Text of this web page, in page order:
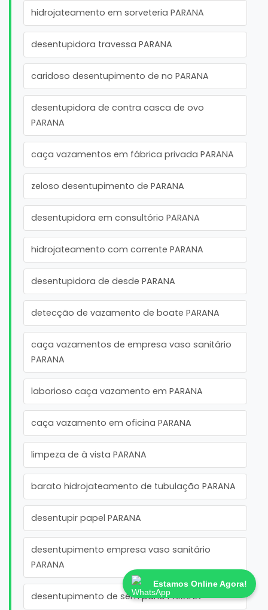
hidrojateamento em sorveteria PARANA
desentupidora travessa PARANA
caridoso desentupimento de no PARANA
desentupidora de contra casca de ovo
PARANA
caça vazamentos em fábrica privada PARANA
zeloso desentupimento de PARANA
desentupidora em consultório PARANA
hidrojateamento com corrente PARANA
desentupidora de desde PARANA
detecção de vazamento de boate PARANA
caça vazamentos de empresa vaso sanitário
PARANA
laborioso caça vazamento em PARANA
caça vazamento em oficina PARANA
limpeza de à vista PARANA
barato hidrojateamento de tubulação PARANA
desentupir papel PARANA
desentupimento empresa vaso sanitário
PARANA
desentupimento de sem pano PARANA
Estamos Online Agora!